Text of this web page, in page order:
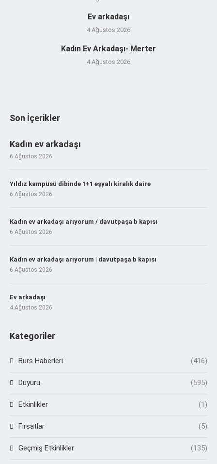
Ev arkadaşı
4 Ağustos 2026
Kadın Ev Arkadaşı- Merter
4 Ağustos 2026
Son İçerikler
Kadın ev arkadaşı
6 Ağustos 2026
Yıldız kampüsü dibinde 1+1 eşyalı kiralık daire
6 Ağustos 2026
Kadın ev arkadaşı arıyorum / davutpaşa b kapısı
6 Ağustos 2026
Kadın ev arkadaşı arıyorum | davutpaşa b kapısı
6 Ağustos 2026
Ev arkadaşı
4 Ağustos 2026
Kategoriler
Burs Haberleri (416)
Duyuru (595)
Etkinlikler (1)
Fırsatlar (5)
Geçmiş Etkinlikler (135)